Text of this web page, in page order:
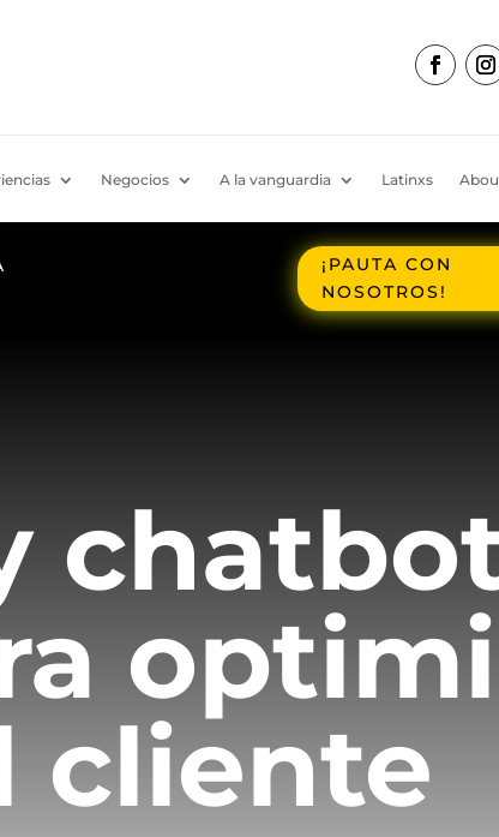
Negocios A la vanguardia Latinxs
¡PAUTA CON
NOSOTROS!
cliente